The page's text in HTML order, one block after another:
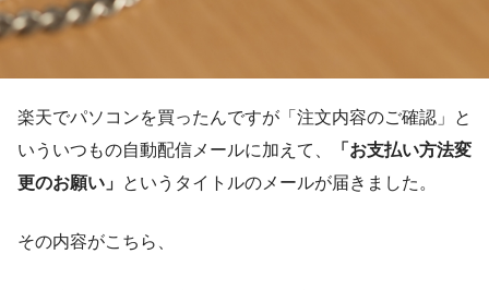
楽天でパソコンを買ったんですが「注文内容のご確認」と
いういつもの自動配信メールに加えて、
「お支払い方法変
更のお願い」 というタイトルのメールが届きました。
その内容がこちら、